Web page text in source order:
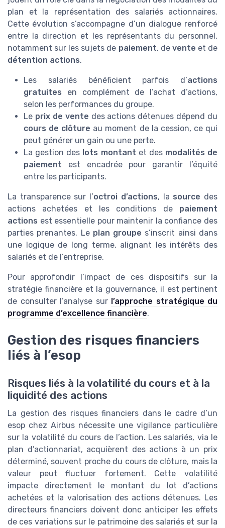
plan et la représentation des salariés actionnaires.
Cette évolution s’accompagne d’un dialogue renforcé
entre la direction et les représentants du personnel,
notamment sur les sujets de paiement, de vente et de
détention actions.
Les salariés bénéficient parfois d’actions
gratuites en complément de l’achat d’actions,
selon les performances du groupe.
Le prix de vente des actions détenues dépend du
cours de clôture au moment de la cession, ce qui
peut générer un gain ou une perte.
La gestion des lots montant et des modalités de
paiement est encadrée pour garantir l’équité
entre les participants.
La transparence sur l’octroi d’actions, la source des
actions achetées et les conditions de paiement
actions est essentielle pour maintenir la confiance des
parties prenantes. Le plan groupe s’inscrit ainsi dans
une logique de long terme, alignant les intérêts des
salariés et de l’entreprise.
Pour approfondir l’impact de ces dispositifs sur la
stratégie financière et la gouvernance, il est pertinent
de consulter l’analyse sur l’approche stratégique du
programme d’excellence financière.
Gestion des risques financiers
liés à l’esop
Risques liés à la volatilité du cours et à la
liquidité des actions
La gestion des risques financiers dans le cadre d’un
esop chez Airbus nécessite une vigilance particulière
sur la volatilité du cours de l’action. Les salariés, via le
plan d’actionnariat, acquièrent des actions à un prix
déterminé, souvent proche du cours de clôture, mais la
valeur peut fluctuer fortement. Cette volatilité
impacte directement le montant du lot d’actions
achetées et la valorisation des actions détenues. Les
directeurs financiers doivent donc anticiper les effets
de ces variations sur le patrimoine des salariés et sur la